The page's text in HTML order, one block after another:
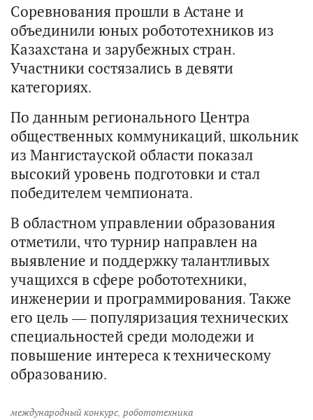
Соревнования прошли в Астане и
объединили юных робототехников из
Казахстана и зарубежных стран.
Участники состязались в девяти
категориях.
По данным регионального Центра
общественных коммуникаций, школьник
из Мангистауской области показал
высокий уровень подготовки и стал
победителем чемпионата.
В областном управлении образования
отметили, что турнир направлен на
выявление и поддержку талантливых
учащихся в сфере робототехники,
инженерии и программирования. Также
его цель — популяризация технических
специальностей среди молодежи и
повышение интереса к техническому
образованию.
международный конкурс, робототехника